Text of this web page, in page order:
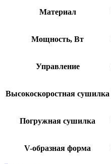
Материал
Мощность, Вт
Управление
Высокоскоростная сушилка
Погружная сушилка
V-образная форма